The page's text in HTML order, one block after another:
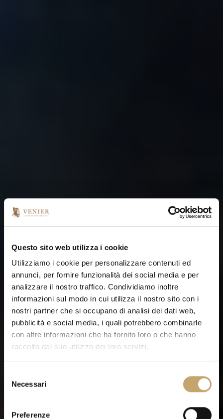
Questo sito web utilizza i cookie
Utilizziamo i cookie per personalizzare contenuti ed
annunci, per fornire funzionalità dei social media e per
analizzare il nostro traffico. Condividiamo inoltre
informazioni sul modo in cui utilizza il nostro sito con i
nostri partner che si occupano di analisi dei dati web,
pubblicità e social media, i quali potrebbero combinarle
con altre informazioni che ha fornito loro o che hanno
raccolto dal suo utilizzo dei loro servizi.
Necessari
Preferenze
LA COMPETENCE